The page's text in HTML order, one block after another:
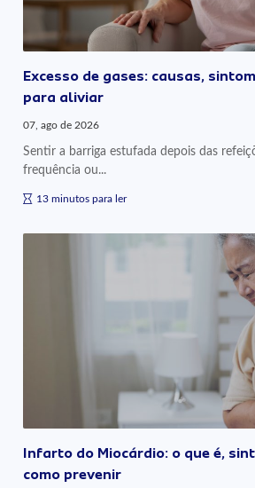
Excesso de gases: causas,
para aliviar
07, ago de 2026
Sentir a barriga estufada depois das
frequência ou...
13 minutos para ler
Infarto do Miocárdio: o que é,
como prevenir